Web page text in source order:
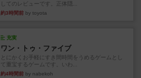
してのレビューです。正体隠...
約3時間前 by toyota
充実
ワン・トゥ・ファイブ
とにかくお手軽にすき間時間をうめるゲームとし
て重宝するゲームです。いわ...
約4時間前 by nabekoh